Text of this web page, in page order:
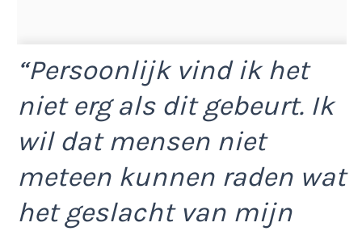
“Persoonlijk vind ik het
niet erg als dit gebeurt. Ik
wil dat mensen niet
meteen kunnen raden wat
het geslacht van mijn